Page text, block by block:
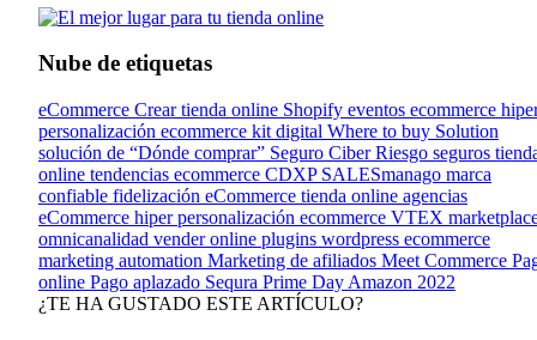
Nube de etiquetas
eCommerce Crear tienda online Shopify eventos ecommerce
personalización ecommerce kit digital Where to buy Solution
solución de “Dónde comprar” Seguro Ciber Riesgo seguros
online tendencias ecommerce CDXP SALESmanago marca
confiable fidelización eCommerce tienda online agencias
eCommerce hiper personalización ecommerce VTEX
omnicanalidad vender online plugins wordpress ecommerce
marketing automation Marketing de afiliados Meet Commerce
online Pago aplazado Sequra Prime Day Amazon 2022
¿TE HA GUSTADO ESTE ARTÍCULO?